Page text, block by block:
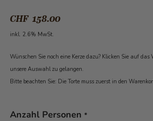
CHF 158.00
inkl. 2.6% MwSt.
Wünschen Sie noch eine Kerze dazu? Klicken Sie auf das
unsere Auswahl zu gelangen.
Bitte beachten Sie: Die Torte muss zuerst in den
Anzahl Personen *